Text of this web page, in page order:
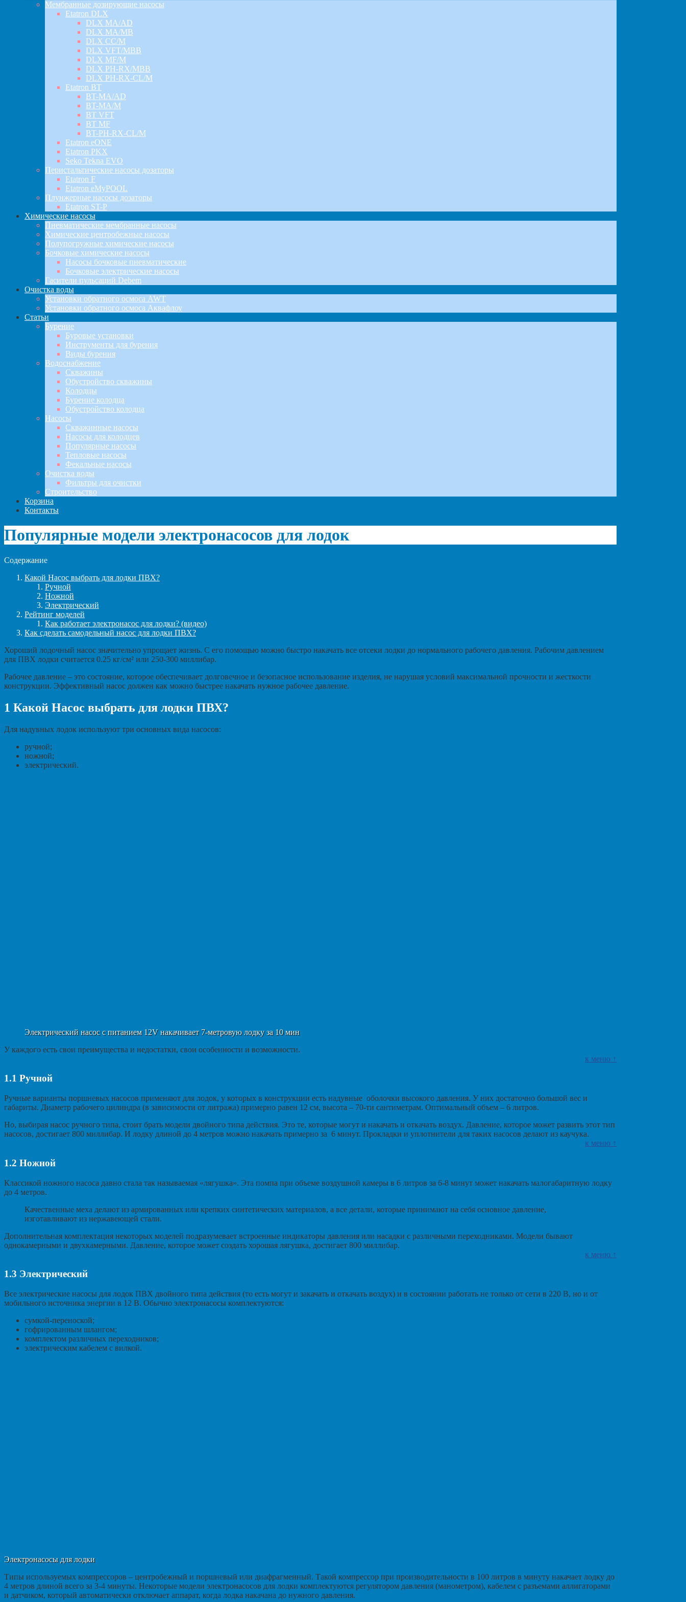
Мембранные дозирующие насосы
Etatron DLX
DLX MA/AD
DLX MA/MB
DLX CC/M
DLX VFT/MBB
DLX MF/M
DLX PH-RX/MBB
DLX PH-RX-CL/M
Etatron BT
BT-MA/AD
BT-MA/M
BT VFT
BT MF
BT-PH-RX-CL/M
Etatron eONE
Etatron PKX
Seko Tekna EVO
Перистальтические насосы дозаторы
Etatron F
Etatron eMyPOOL
Плунжерные насосы дозаторы
Etatron ST-P
Химические насосы
Пневматические мембранные насосы
Химические центробежные насосы
Полупогружные химические насосы
Бочковые химические насосы
Насосы бочковые пневматические
Бочковые электрические насосы
Гасители пульсаций Debem
Очистка воды
Установки обратного осмоса AWT
Установки обратного осмоса Аквафлоу
Статьи
Бурение
Буровые установки
Инструменты для бурения
Виды бурения
Водоснабжение
Скважины
Обустройство скважины
Колодцы
Бурение колодца
Обустройство колодца
Насосы
Скважинные насосы
Насосы для колодцев
Популярные насосы
Тепловые насосы
Фекальные насосы
Очистка воды
Фильтры для очистки
Строительство
Корзина
Контакты
Популярные модели электронасосов для лодок
Содержание
Какой Насос выбрать для лодки ПВХ?
Ручной
Ножной
Электрический
Рейтинг моделей
Как работает электронасос для лодки? (видео)
Как сделать самодельный насос для лодки ПВХ?
Хороший лодочный насос значительно упрощает жизнь. С его помощью можно быстро накачать все отсеки лодки до нормального рабочего давления. Рабочим давлением
для ПВХ лодки считается 0.25 кг/см² или 250-300 миллибар.
Рабочее давление – это состояние, которое обеспечивает долговечное и безопасное использование изделия, не нарушая условий максимальной прочности и жесткости
конструкции. Эффективный насос должен как можно быстрее накачать нужное рабочее давление.
1 Какой Насос выбрать для лодки ПВХ?
Для надувных лодок используют три основных вида насосов:
ручной;
ножной;
электрический.
Электрический насос с питанием 12V накачивает 7-метровую лодку за 10 мин
У каждого есть свои преимущества и недостатки, свои особенности и возможности.
к меню ↑
1.1 Ручной
Ручные варианты поршневых насосов применяют для лодок, у которых в конструкции есть надувные оболочки высокого давления. У них достаточно большой вес и
габариты. Диаметр рабочего цилиндра (в зависимости от литража) примерно равен 12 см, высота – 70-ти сантиметрам. Оптимальный объем – 6 литров.
Но, выбирая насос ручного типа, стоит брать модели двойного типа действия. Это те, которые могут и накачать и откачать воздух. Давление, которое может развить этот тип
насосов, достигает 800 миллибар. И лодку длиной до 4 метров можно накачать примерно за 6 минут. Прокладки и уплотнители для таких насосов делают из каучука.
к меню ↑
1.2 Ножной
Классикой ножного насоса давно стала так называемая «лягушка». Эта помпа при объеме воздушной камеры в 6 литров за 6-8 минут может накачать малогабаритную лодку
до 4 метров.
Качественные меха делают из армированных или крепких синтетических материалов, а все детали, которые принимают на себя основное давление,
изготавливают из нержавеющей стали.
Дополнительная комплектация некоторых моделей подразумевает встроенные индикаторы давления или насадки с различными переходниками. Модели бывают
однокамерными и двухкамерными. Давление, которое может создать хорошая лягушка, достигает 800 миллибар.
к меню ↑
1.3 Электрический
Все электрические насосы для лодок ПВХ двойного типа действия (то есть могут и закачать и откачать воздух) и в состоянии работать не только от сети в 220 В, но и от
мобильного источника энергии в 12 В. Обычно электронасосы комплектуются:
сумкой-переноской;
гофрированным шлангом;
комплектом различных переходников;
электрическим кабелем с вилкой.
Электронасосы для лодки
Типы используемых компрессоров – центробежный и поршневый или диафрагменный. Такой компрессор при производительности в 100 литров в минуту накачает лодку до
4 метров длиной всего за 3-4 минуты. Некоторые модели электронасосов для лодки комплектуются регулятором давления (манометром), кабелем с разъемами аллигаторами
и датчиком, который автоматически отключает аппарат, когда лодка накачана до нужного давления.